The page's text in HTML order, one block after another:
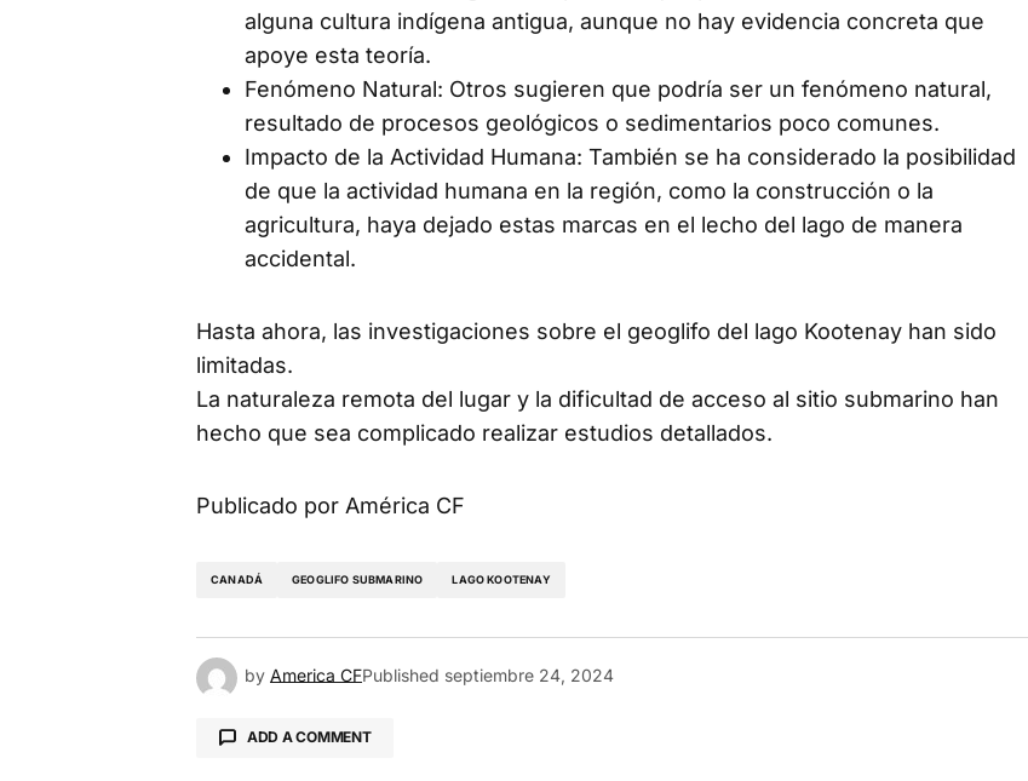
alguna cultura indígena antigua, aunque no hay evidencia concreta que
apoye esta teoría.
Fenómeno Natural: Otros sugieren que podría ser un fenómeno natural,
resultado de procesos geológicos o sedimentarios poco comunes.
Impacto de la Actividad Humana: También se ha considerado la posibilidad
de que la actividad humana en la región, como la construcción o la
agricultura, haya dejado estas marcas en el lecho del lago de manera
accidental.
Hasta ahora, las investigaciones sobre el geoglifo del lago Kootenay han sido
limitadas.
La naturaleza remota del lugar y la dificultad de acceso al sitio submarino han
hecho que sea complicado realizar estudios detallados.
Publicado por América CF
CANADÁ GEOGLIFO SUBMARINO LAGO KOOTENAY
by America CFPublished septiembre 24, 2024
ADD A COMMENT